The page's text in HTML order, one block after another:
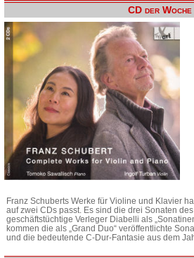
CD der Woche
Franz Schuberts Werke für Violine und Klavier
auf zwei CDs passt. Es sind die drei Sonaten
geschäftstüchtige Verleger Diabelli als
kommen die als „Grand Duo“ veröffentlichte
und die bedeutende C-Dur-Fantasie aus dem